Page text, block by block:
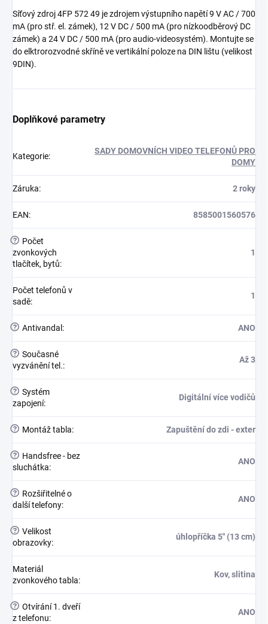
Síťový zdroj 4FP 572 49 je zdrojem výstupního napětí 9 V AC / 700
mA (pro stř. el. zámek), 12 V DC / 500 mA (pro nízkoodběrový DC
zámek) a 24 V DC / 500 mA (pro audio-videosystém). Montujte se
do elktrorozvodné skříně ve vertikální poloze na DIN lištu (velikost
9DIN).
Doplňkové parametry
Kategorie:
SADY DOMOVNÍCH VIDEO TELEFONŮ PRO
DOMY
Záruka: 2 roky
EAN: 8585001560576
?
Počet
zvonkových
tlačítek, bytů:
1
Počet telefonů v
sadě:
1
? Antivandal : ANO
? Současné
vyzvánění tel.:
Až 3
? Systém
zapojení:
Digitální více vodičů
? Montáž tabla: Zapuštění do zdi - exter
?
Handsfree - bez
sluchátka:
ANO
?
Rozšiřitelné o
další telefony:
ANO
? Velikost
obrazovky:
úhlopříčka 5" (13 cm)
Materiál
zvonkového tabla:
Kov, slitina
? Otvírání 1. dveří
z telefonu:
ANO